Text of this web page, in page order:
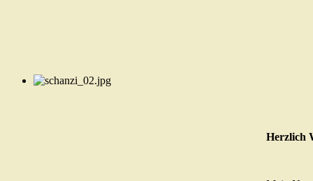
Herzlich